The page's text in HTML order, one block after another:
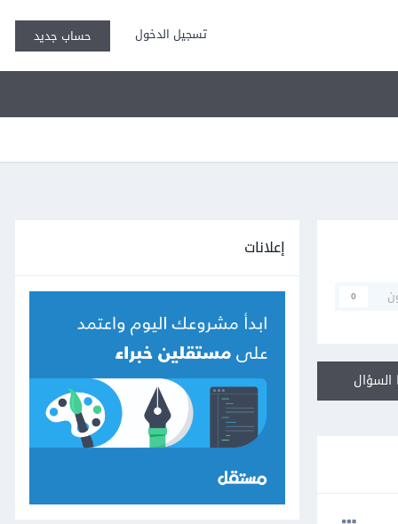
تسجيل الدخول حساب جديد
0
إعلانات